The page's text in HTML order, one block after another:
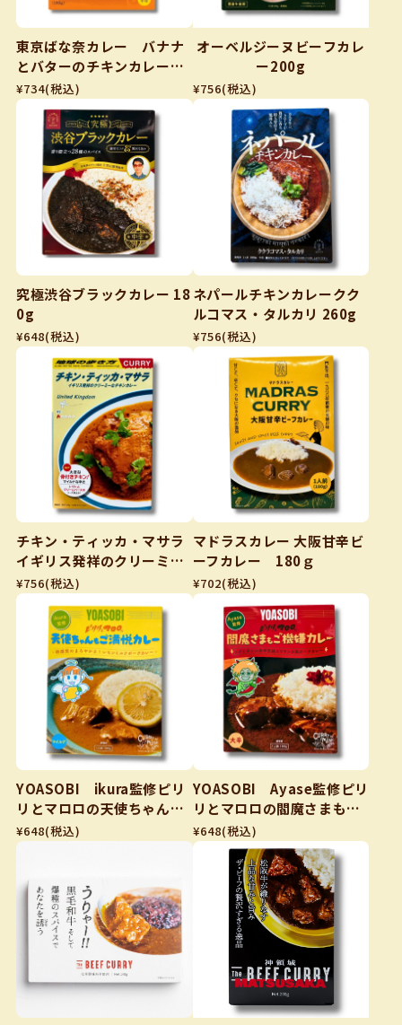
東京ばな奈カレー バナナ
とバターのチキンカレー20
0g
¥734(税込)
オーベルジーヌビーフカレ
ー200g
¥756(税込)
究極渋谷ブラックカレー 18
0g
¥648(税込)
ネパールチキンカレークク
ルコマス・タルカリ 260g
¥756(税込)
チキン・ティッカ・マサラ
イギリス発祥のクリーミー
なチキンカレー 240g
¥756(税込)
マドラスカレー 大阪甘辛ビ
ーフカレー 180ｇ
¥702(税込)
YOASOBI ikura監修ピリ
リとマロロの天使ちゃんも
ご満悦カレー新感覚まろや
かさ!レモンミルクポークカ
¥648(税込)
YOASOBI Ayase監修ピリ
リとマロロの閻魔さまもご
機嫌カレーコクと辛さの新
辛気鋭スリランカ風ポーク
カレー 180g
¥648(税込)